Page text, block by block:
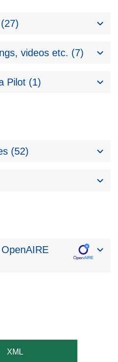
videos etc. (7)
Pilot (1)
(52)
XML